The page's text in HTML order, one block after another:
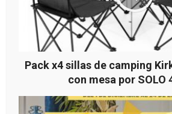
Pack x4 sillas de camping
con mesa por SOLO